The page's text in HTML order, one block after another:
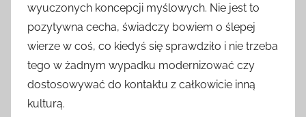
wyuczonych koncepcji myślowych. Nie jest to
pozytywna cecha, świadczy bowiem o ślepej
wierze w coś, co kiedyś się sprawdziło i nie trzeba
tego w żadnym wypadku modernizować czy
dostosowywać do kontaktu z całkowicie inną
kulturą.